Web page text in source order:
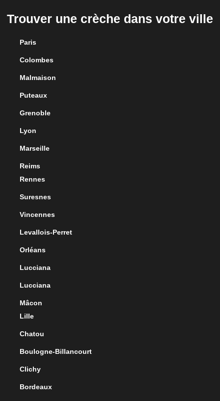
Trouver une crèche dans votre ville
Paris
Colombes
Malmaison
Puteaux
Grenoble
Lyon
Marseille
Reims
Rennes
Suresnes
Vincennes
Levallois-Perret
Orléans
Lucciana
Lucciana
Mâcon
Lille
Chatou
Boulogne-Billancourt
Clichy
Bordeaux